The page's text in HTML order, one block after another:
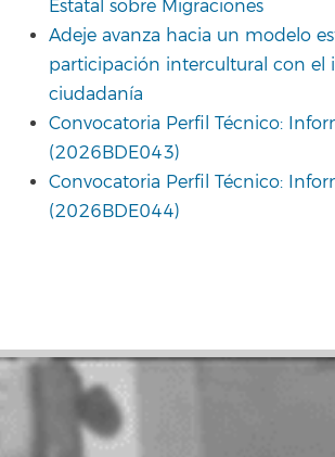
Estatal sobre Migraciones
Adeje avanza hacia un modelo
participación intercultural con el
ciudadanía
Convocatoria Perfil Técnico:
(2026BDE043)
Convocatoria Perfil Técnico:
(2026BDE044)